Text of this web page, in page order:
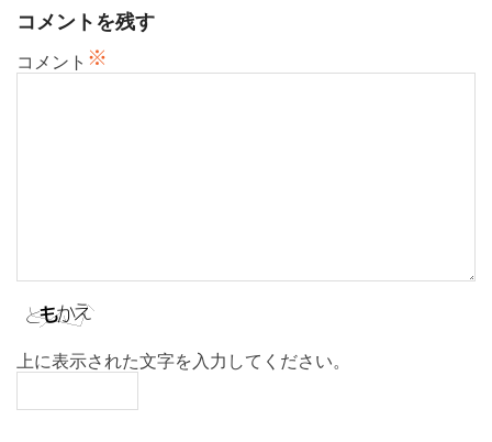
ン
コメントを残す
コメント ※
上に表示された文字を入力してください。